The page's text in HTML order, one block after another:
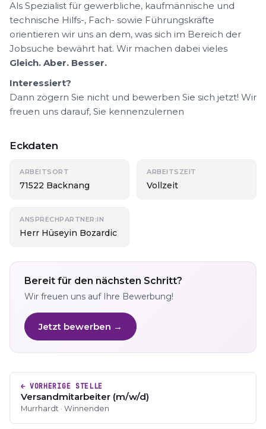
Als Spezialist für gewerbliche, kaufmännische und
technische Hilfs-, Fach- sowie Führungskräfte
orientieren wir uns an dem, was sich im Bereich der
Jobsuche bewährt hat. Wir machen dabei vieles
Gleich. Aber. Besser.
Interessiert?
Dann zögern Sie nicht und bewerben Sie sich jetzt! Wir
freuen uns darauf, Sie kennenzulernen
Eckdaten
ARBEITSORT
71522 Backnang
ARBEITSZEIT
Vollzeit
ANSPRECHPARTNER:IN
Herr Hüseyin Bozardic
Bereit für den nächsten Schritt?
Wir freuen uns auf Ihre Bewerbung!
Jetzt bewerben →
← VORHERIGE STELLE
Versandmitarbeiter (m/w/d)
Murrhardt · Winnenden